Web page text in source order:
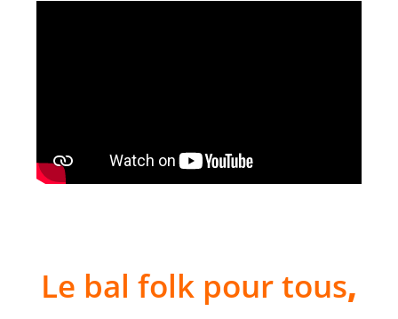
Le bal folk pour tous,